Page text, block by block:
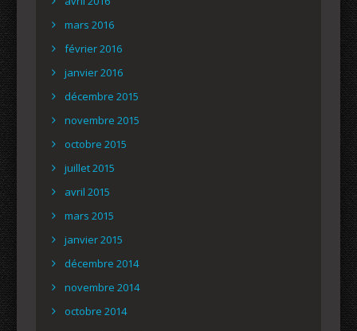
mars 2016
février 2016
janvier 2016
décembre 2015
novembre 2015
octobre 2015
juillet 2015
avril 2015
mars 2015
janvier 2015
décembre 2014
novembre 2014
octobre 2014